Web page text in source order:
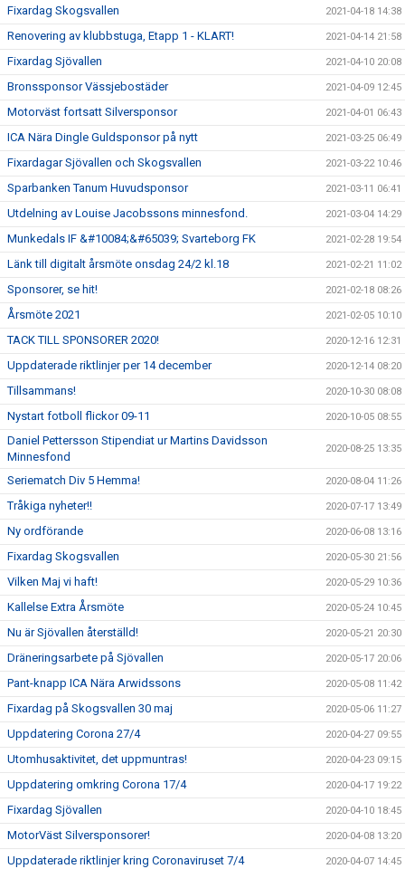
Fixardag Skogsvallen 2021-04-18 14:38
Renovering av klubbstuga, Etapp 1 - KLART! 2021-04-14 21:58
Fixardag Sjövallen 2021-04-10 20:08
Bronssponsor Vässjebostäder 2021-04-09 12:45
Motorväst fortsatt Silversponsor 2021-04-01 06:43
ICA Nära Dingle Guldsponsor på nytt 2021-03-25 06:49
Fixardagar Sjövallen och Skogsvallen 2021-03-22 10:46
Sparbanken Tanum Huvudsponsor 2021-03-11 06:41
Utdelning av Louise Jacobssons minnesfond. 2021-03-04 14:29
Munkedals IF &#10084;&#65039; Svarteborg FK 2021-02-28 19:54
Länk till digitalt årsmöte onsdag 24/2 kl.18 2021-02-21 11:02
Sponsorer, se hit! 2021-02-18 08:26
Årsmöte 2021 2021-02-05 10:10
TACK TILL SPONSORER 2020! 2020-12-16 12:31
Uppdaterade riktlinjer per 14 december 2020-12-14 08:20
Tillsammans! 2020-10-30 08:08
Nystart fotboll flickor 09-11 2020-10-05 08:55
Daniel Pettersson Stipendiat ur Martins Davidsson
Minnesfond
2020-08-25 13:35
Seriematch Div 5 Hemma! 2020-08-04 11:26
Tråkiga nyheter!! 2020-07-17 13:49
Ny ordförande 2020-06-08 13:16
Fixardag Skogsvallen 2020-05-30 21:56
Vilken Maj vi haft! 2020-05-29 10:36
Kallelse Extra Årsmöte 2020-05-24 10:45
Nu är Sjövallen återställd! 2020-05-21 20:30
Dräneringsarbete på Sjövallen 2020-05-17 20:06
Pant-knapp ICA Nära Arwidssons 2020-05-08 11:42
Fixardag på Skogsvallen 30 maj 2020-05-06 11:27
Uppdatering Corona 27/4 2020-04-27 09:55
Utomhusaktivitet, det uppmuntras! 2020-04-23 09:15
Uppdatering omkring Corona 17/4 2020-04-17 19:22
Fixardag Sjövallen 2020-04-10 18:45
MotorVäst Silversponsorer! 2020-04-08 13:20
Uppdaterade riktlinjer kring Coronaviruset 7/4 2020-04-07 14:45